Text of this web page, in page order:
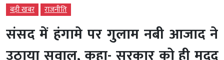
बड़ी खबर राजनीति
संसद में हंगामे पर गुलाम नबी आजाद ने